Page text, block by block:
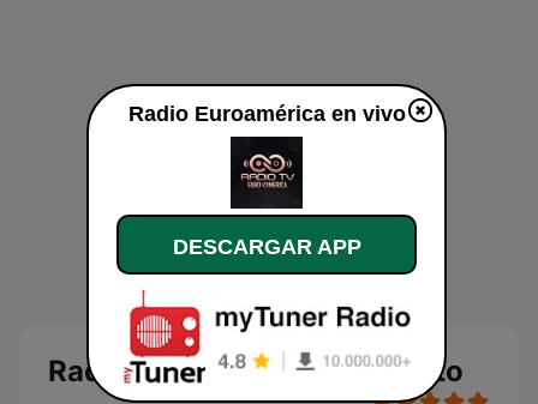
Radio Euroamérica en directo
Radio Euroamérica en vivo
DESCARGAR APP